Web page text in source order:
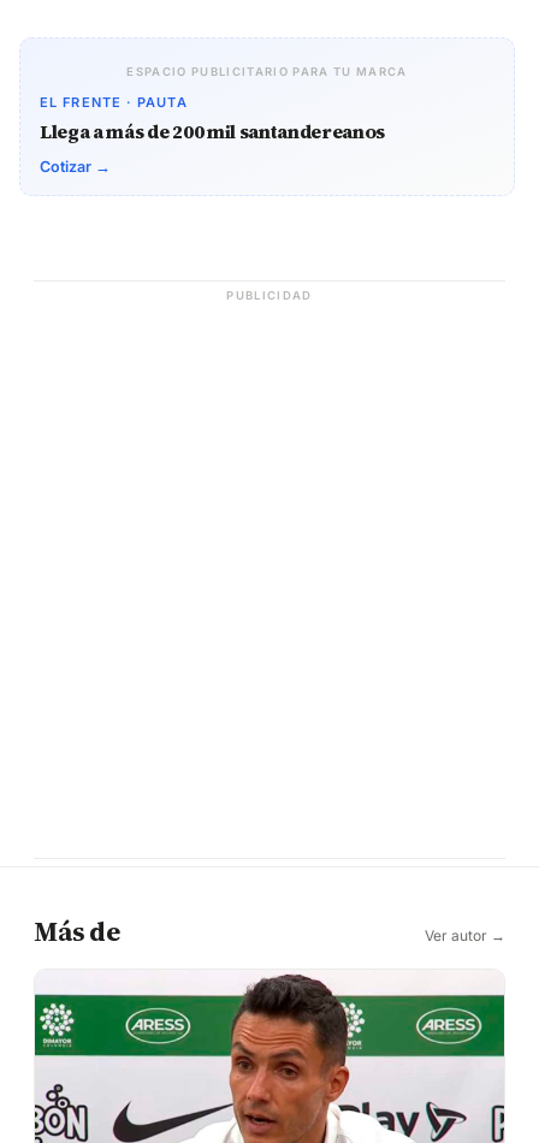
ESPACIO PUBLICITARIO PARA TU MARCA
EL FRENTE · PAUTA
Llega a más de 200 mil santandereanos
Cotizar →
PUBLICIDAD
Más de Ver autor →